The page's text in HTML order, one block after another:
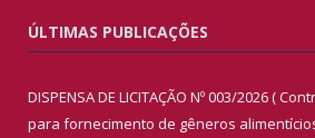
ÚLTIMAS PUBLICAÇÕES
DISPENSA DE LICITAÇÃO Nº 003/2026 (
para fornecimento de gêneros